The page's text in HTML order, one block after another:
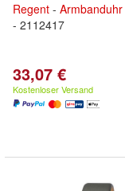
Regent - Armbanduhr
- 2112417
33,07 €
Kostenloser Versand